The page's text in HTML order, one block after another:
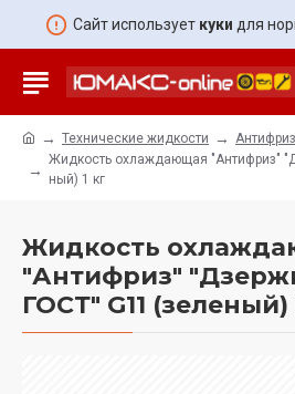
Сайт использует куки для
Технические жидкости
Жидкость охлаждающая "Антифриз"
ный) 1 кг
Жидкость
"Антифриз"
ГОСТ" G11 (зеленый)